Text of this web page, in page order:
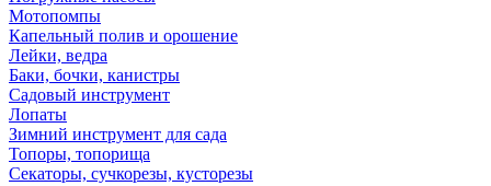
Мотопомпы
Капельный полив и орошение
Лейки, ведра
Баки, бочки, канистры
Садовый инструмент
Лопаты
Зимний инструмент для сада
Топоры, топорища
Секаторы, сучкорезы, кусторезы